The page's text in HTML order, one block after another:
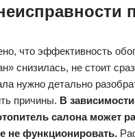
что эффективность
снизилась, не стоит
нужно детально
причины. В
салона может
не функционировать.